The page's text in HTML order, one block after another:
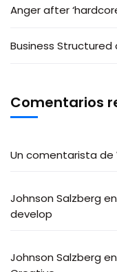
Anger after
Business
Comentarios
Un comentarista de
Johnson Salzberg en
develop
Johnson Salzberg en